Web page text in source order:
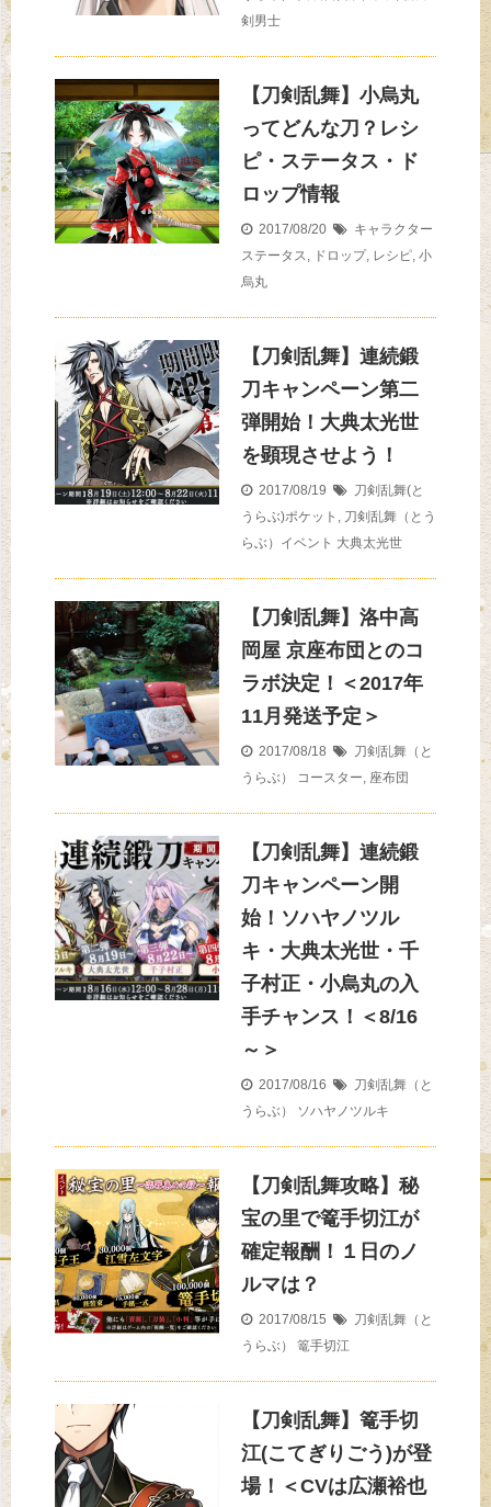
剣男士
【刀剣乱舞】小烏丸
ってどんな刀？レシ
ピ・ステータス・ド
ロップ情報
2017/08/20
キャラクター
ステータス, ドロップ, レシピ, 小
烏丸
【刀剣乱舞】連続鍛
刀キャンペーン第二
弾開始！大典太光世
を顕現させよう！
2017/08/19
刀剣乱舞(と
うらぶ)ポケット , 刀剣乱舞（とう
らぶ）イベント 大典太光世
【刀剣乱舞】洛中高
岡屋 京座布団とのコ
ラボ決定！＜2017年
11月発送予定＞
2017/08/18
刀剣乱舞（と
うらぶ）
コースター, 座布団
【刀剣乱舞】連続鍛
刀キャンペーン開
始！ソハヤノツル
キ・大典太光世・千
子村正・小烏丸の入
手チャンス！＜8/16
～＞
2017/08/16
刀剣乱舞（と
うらぶ）
ソハヤノツルキ
【刀剣乱舞攻略】秘
宝の里で篭手切江が
確定報酬！１日のノ
ルマは？
2017/08/15
刀剣乱舞（と
うらぶ）
篭手切江
【刀剣乱舞】篭手切
江(こてぎりごう)が登
場！＜CVは広瀬裕也